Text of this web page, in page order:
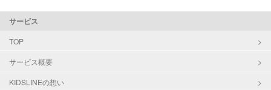
資格
自治体届出済ベビーシッター
対応可能/特徴
サービス
TOP
サービス概要
KIDSLINEの想い